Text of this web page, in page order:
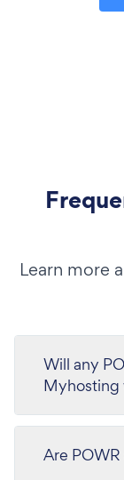
Learn more
Will any
Myhosting
Are